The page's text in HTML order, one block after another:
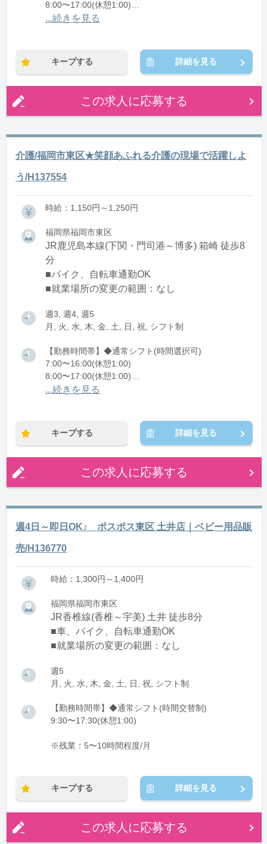
8:00〜17:00(休憩1:00)
12:00〜21:00(休憩1:00)
...続きを見る
キープする 詳細を見る
この求人に応募する
介護/福岡市東区★笑顔あふれる介護の現場で活躍しよ
う/H137554
時給：1,150円～1,250円
福岡県福岡市東区
JR鹿児島本線(下関・門司港～博多) 箱崎 徒歩8
分
■バイク、自転車通勤OK
■就業場所の変更の範囲：なし
週3, 週4, 週5
月, 火, 水, 木, 金, 土, 日, 祝, シフト制
【勤務時間帯】◆通常シフト(時間選択可)
7:00〜16:00(休憩1:00)
8:00〜17:00(休憩1:00)
12:00〜21:00(休憩1:00)
...続きを見る
キープする 詳細を見る
この求人に応募する
週4日～即日OK♪ ポスポス東区 土井店｜ベビー用品販
売/H136770
時給：1,300円～1,400円
福岡県福岡市東区
JR香椎線(香椎～宇美) 土井 徒歩8分
■車、バイク、自転車通勤OK
■就業場所の変更の範囲：なし
週5
月, 火, 水, 木, 金, 土, 日, 祝, シフト制
【勤務時間帯】◆通常シフト(時間交替制)
9:30〜17:30(休憩1:00)
※残業：5〜10時間程度/月
キープする 詳細を見る
この求人に応募する